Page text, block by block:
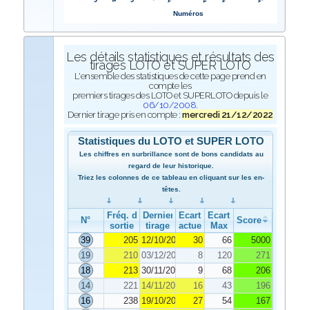
Numéros
Les détails statistiques et résultats des
tirages LOTO et SUPER LOTO
L'ensemble des statistiques de cette page prend en
compte les
premiers tirages des LOTO et SUPERLOTO depuis le
06/10/2008.
Dernier tirage pris en compte :mercredi 21/12/2022
Statistiques du LOTO et SUPER LOTO
Les chiffres en surbrillance sont de bons candidats au
regard de leur historique.
Triez les colonnes de ce tableau en cliquant sur les en-
têtes.
N°
Fréq. de
sortie
Dernier
tirage
Ecart
actuel
Ecart
Max
Score
39
205 12/10/2022 30 66
5000
19
210 03/12/2022 8 120
271
18
213 30/11/2022 9 68
206
14
221 14/11/2022 16 43
196
16
238 19/10/2022 27 54
167